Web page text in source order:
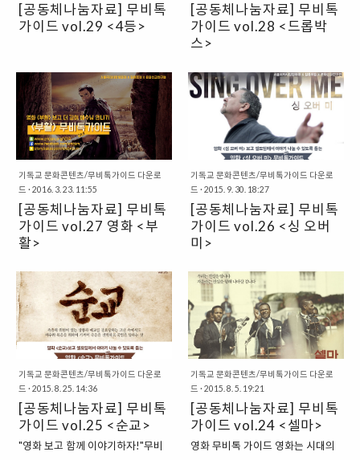
백.이 시대를 살아가는 우리 모두에
게 필요한 참된 위로와 사랑의 노래
악보, 음원 등)들을 제공해 드립니
다. 본 컨텐츠는 유료로 이용이 가능
하며,콘텐츠 이용료는 전액 문화선
교사역을 위해 사용됩니다. 공연 영
상 클립 질문 하나. 컨텐츠 이용료는
얼마나 되나요??- 대본 및 악보 (6
만원, 각 3만원씩)- MR 및 AR (15
만원, 총 14곡의 음원이..
원에서 영화를 본 후, 신앙적 관점에
서 영화를 해석하고 함께 이야기 할
수 있도록 나눔자료를 제공해 드립
봤다면, 누구나 함께 영화에 대해,
서로의 신앙과 가치관에 대해 이야
기 나눌 수 있도록 준비했습니다.
PDF 파일을 다운로드, A4 종이에
양면 출력해 반으로 접어 사용하세
요. www.facebook.com/cricum
이나 cricumorg@naver.com으로
활동한..
[공동체나눔자료] 무비톡
가이드 vol.29 <4등>
[공동체나눔자료] 무비톡
가이드 vol.28 <드롭박
스>
pdf파일 클릭!)
기독교 문화콘텐츠/무비톡가이드 다운로
드 · 2016. 3. 23. 11:55
[공동체나눔자료] 무비톡
가이드 vol.27 영화 <부
활>
톡가이드 영화는 시대의 사회문화
를 반영하고 사회적 의미를 생산해
내는 힘을 가지고 있기에 매우 중요
합니다. 때문에 그리스도인으로서
영화 ‘읽기’는 하나님 나라의 가치를
이 땅에 펼치며 ‘어떻게 살 것인지＇
를 묻는 것과 결코 무관하지 않습니
다. 이러한 관점에서 문화선교연구
원에서 영화를 본 후, 신앙적 관점에
서 영화를 해석하고 함께 이야기 할
수 있도록 나눔 자료를 제공해 드립
기독교 문화콘텐츠/무비톡가이드 다운로
드 · 2015. 9. 30. 18:27
[공동체나눔자료] 무비톡
가이드 vol.26 <싱 오버
미>
톡가이드 영화는 시대의 사회문화
를 반영하고 사회적 의미를 생산해
내는 힘을 가지고 있기에 매우 중요
합니다. 때문에 그리스도인으로서
영화 ‘읽기’는 하나님 나라의 가치를
이 땅에 펼치며 ‘어떻게 살 것인지＇
를 묻는 것과 결코 무관하지 않습니
다. 이러한 관점에서 문화선교연구
원에서 영화를 본 후, 신앙적 관점에
서 영화를 해석하고 함께 이야기 할
수 있도록 나눔자료를 제공해 드립
기독교 문화콘텐츠/무비톡가이드 다운로
드 · 2015. 8. 25. 14:36
[공동체나눔자료] 무비톡
가이드 vol.25 <순교>
"영화 보고 함께 이야기하자!"무비
기독교 문화콘텐츠/무비톡가이드 다운로
드 · 2015. 8. 5. 19:21
[공동체나눔자료] 무비톡
가이드 vol.24 <셀마>
영화 무비톡 가이드 영화는 시대의